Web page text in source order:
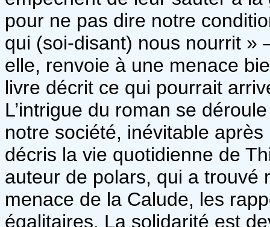
pour ne pas dire notre
qui (soi-disant) nous nourrit »
elle, renvoie à une menace
livre décrit ce qui pourrait
L’intrigue du roman se
notre société, inévitable après
décris la vie quotidienne de
auteur de polars, qui a trouvé
menace de la Calude, les
égalitaires. La solidarité est